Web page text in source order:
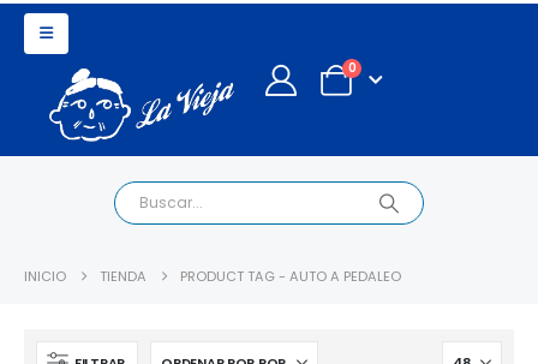
0
INICIO TIENDA PRODUCT TAG - AUTO A PEDALEO